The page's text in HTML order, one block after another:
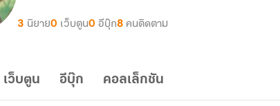
3 นิยาย0 เว็บตูน0 อีบุ๊ก8 คนติดตาม
เว็บตูน อีบุ๊ก คอลเล็กชัน